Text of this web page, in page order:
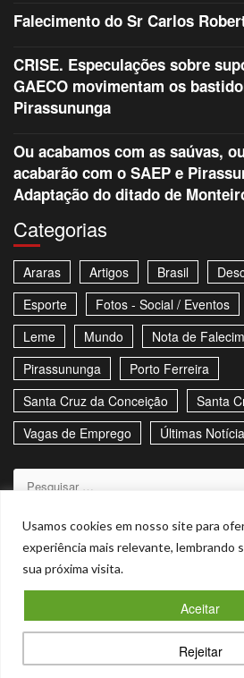
Usamos cookies em nosso site para
experiência mais relevante, lembrando
sua próxima visita.
Rejeitar
Aceitar
Falecimento do Sr Carlos
CRISE. Especulações sobre
GAECO movimentam os
Pirassununga
Ou acabamos com as saúvas,
acabarão com o SAEP e
Adaptação do ditado de
Categorias
Araras Artigos Brasil
Esporte
Fotos - Social / Eventos
Leme
Mundo Nota de
Pirassununga
Porto Ferreira
Santa Cruz da Conceição
Santa
Vagas de Emprego
Últimas
Pesquisar
Sitemap Política de
Stories
Facebook
Copyright © Todos os direitos
53.855.101/0001-00|